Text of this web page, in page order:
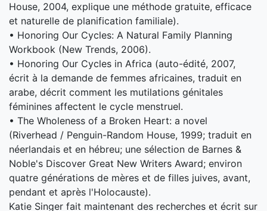
House, 2004, explique une méthode gratuite, efficace
et naturelle de planification familiale).
• Honoring Our Cycles: A Natural Family Planning
Workbook (New Trends, 2006).
• Honoring Our Cycles in Africa (auto-édité, 2007,
écrit à la demande de femmes africaines, traduit en
arabe, décrit comment les mutilations génitales
féminines affectent le cycle menstruel.
• The Wholeness of a Broken Heart: a novel
(Riverhead / Penguin-Random House, 1999; traduit en
néerlandais et en hébreu; une sélection de Barnes &
Noble's Discover Great New Writers Award; environ
quatre générations de mères et de filles juives, avant,
pendant et après l'Holocauste).
Katie Singer fait maintenant des recherches et écrit sur